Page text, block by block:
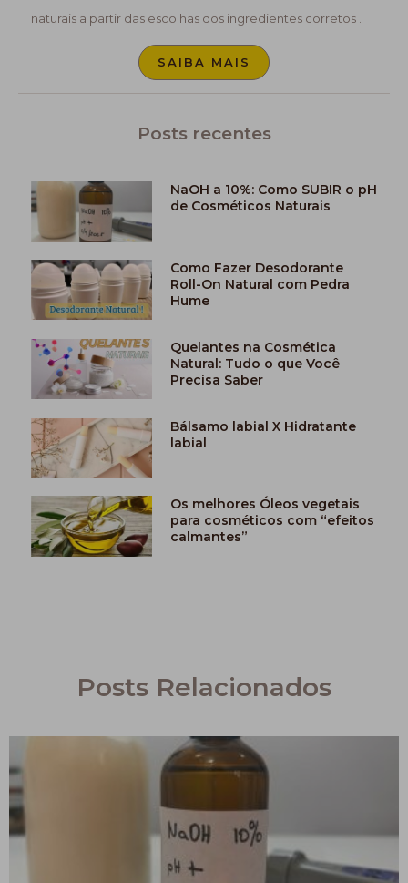
naturais a partir das escolhas dos ingredientes corretos .
SAIBA MAIS
Posts recentes
NaOH a 10%: Como SUBIR o pH
de Cosméticos Naturais
Como Fazer Desodorante
Roll-On Natural com Pedra
Hume
Quelantes na Cosmética
Natural: Tudo o que Você
Precisa Saber
Bálsamo labial X Hidratante
labial
Os melhores Óleos vegetais
para cosméticos com “efeitos
calmantes”
Posts Relacionados